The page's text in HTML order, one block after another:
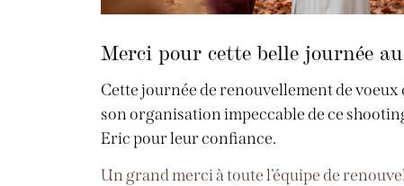
Merci pour cette belle journée
Cette journée de renouvellement de
son organisation impeccable de ce
Eric pour leur confiance.
Un grand merci à toute l’équipe de